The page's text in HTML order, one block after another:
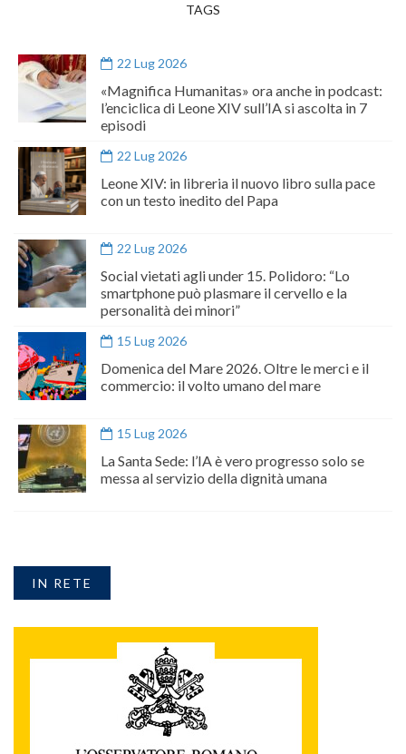
TAGS
22 Lug 2026
«Magnifica Humanitas» ora anche in podcast:
l’enciclica di Leone XIV sull’IA si ascolta in 7
episodi
22 Lug 2026
Leone XIV: in libreria il nuovo libro sulla pace
con un testo inedito del Papa
22 Lug 2026
Social vietati agli under 15. Polidoro: “Lo
smartphone può plasmare il cervello e la
personalità dei minori”
15 Lug 2026
Domenica del Mare 2026. Oltre le merci e il
commercio: il volto umano del mare
15 Lug 2026
La Santa Sede: l’IA è vero progresso solo se
messa al servizio della dignità umana
IN RETE